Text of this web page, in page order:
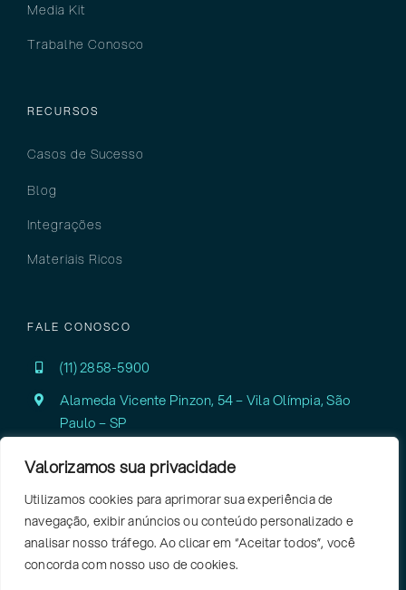
Valorizamos sua privacidade
Utilizamos cookies para aprimorar sua experiência de
navegação, exibir anúncios ou conteúdo personalizado e
analisar nosso tráfego. Ao clicar em “Aceitar todos”, você
concorda com nosso uso de cookies.
Media Kit
Trabalhe Conosco
RECURSOS
Casos de Sucesso
Blog
Integrações
Materiais Ricos
FALE CONOSCO
(11) 2858-5900
Alameda Vicente Pinzon, 54 – Vila Olímpia,São
Paulo – SP